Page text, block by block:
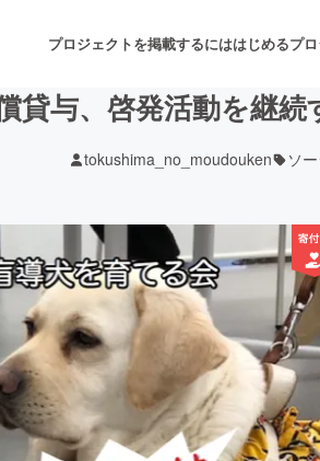
プロジェクトを掲載するにははじめるプ
音楽
ゲーム・サービス開発
書籍・雑誌出版
チャレンジ
貸与、啓発活動を継
tokushima_no_moudouken ソ